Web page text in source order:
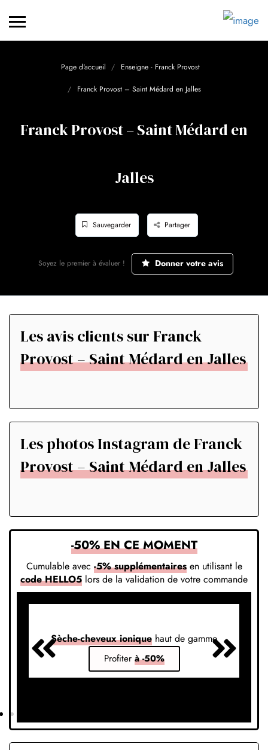
Page d'accueil Enseigne - Franck Provost
Franck Provost – Saint Médard en Jalles
Franck Provost – Saint Médard en
Jalles
Sauvegarder Partager
Soyez le premier à évaluer ! Donner votre avis
Les avis clients sur Franck
Provost – Saint Médard en Jalles
Les photos Instagram de Franck
Provost – Saint Médard en Jalles
-50% EN CE MOMENT
Cumulable avec -5% supplémentairesen utilisant le
code HELLO5 lors de la validation de votre commande
Sèche-cheveux ionique haut de gamme
Profiter à -50%